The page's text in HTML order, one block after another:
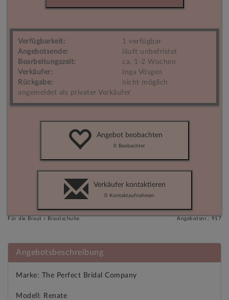
Verfügbarkeit:
1 verfügbar
Angebotsende:
läuft unbefristet
Bearbeitungszeit:
ca. 1-2 Wochen
Verkäufer:
Inga Vösgen
Rückgabe:
nicht möglich
angemeldet als privater Verkäufer
Angebot beobachten
0 Beobachter
Verkäufer kontaktieren
0 Kontaktaufnahmen
Für die Braut » Brautschuhe Angebotsnr.: 917
Angebotsbeschreibung
Marke: The Perfect Bridal Company
Modell: Renate